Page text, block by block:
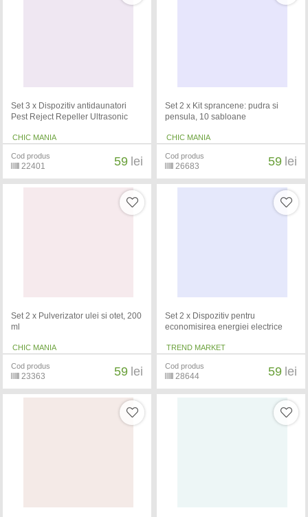
Set 3 x Dispozitiv antidaunatori
Pest Reject Repeller Ultrasonic
CHIC MANIA
Cod produs
22401 59 lei
Set 2 x Kit sprancene: pudra si
pensula, 10 sabloane
CHIC MANIA
Cod produs
26683 59 lei
Set 2 x Pulverizator ulei si otet, 200
ml
CHIC MANIA
Cod produs
23363 59 lei
Set 2 x Dispozitiv pentru
economisirea energiei electrice
TREND MARKET
Cod produs
28644 59 lei